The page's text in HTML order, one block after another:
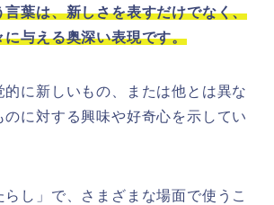
言葉は、新しさを表すだけでなく、
に与える奥深い表現です。
的に新しいもの、または他とは異な
のに対する興味や好奇心を示してい
し」で、さまざまな場面で使うこ